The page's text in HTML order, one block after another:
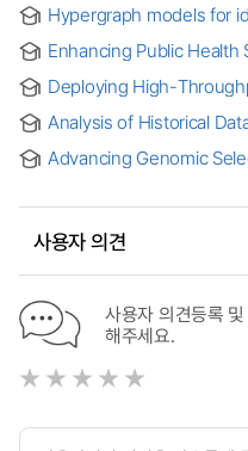
Hypergraph models for
Enhancing Public
One Health Progress
Deploying High-
and Efficiency in Potato
Analysis of Historical
Advancing Genomic
olivaceus): Genome-
Machine Learning
사용자 의견
사용자 의견등록
해주세요.